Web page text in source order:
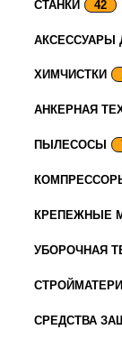
СТАНКИ 42
АКСЕССУАРЫ
ХИМЧИСТКИ
АНКЕРНАЯ
ПЫЛЕСОСЫ
КРЕПЕЖНЫЕ
УБОРОЧНАЯ
СРЕДСТВА